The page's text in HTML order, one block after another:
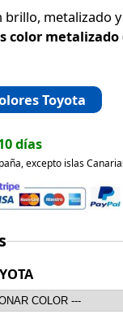
brillo, metalizado
color
Toyota
días
excepto islas